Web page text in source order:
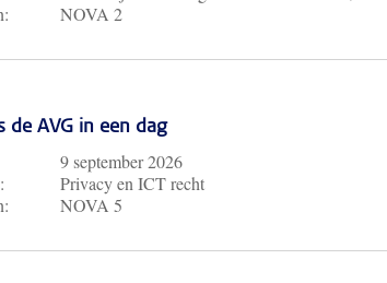
NOVA 2
de AVG in een dag
9 september 2026
Privacy en ICT recht
NOVA 5